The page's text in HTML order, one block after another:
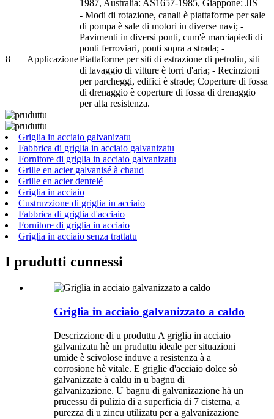
1987, Australia: AS1657-1985, Giappone: JIS
8 Applicazione
- Modi di rotazione, canali è piattaforme per sale
di pompa è sale di motori in diverse navi; -
Pavimenti in diversi ponti, cum'è marciapiedi di
ponti ferroviari, ponti sopra a strada; -
Piattaforme per siti di estrazione di petroliu, siti
di lavaggio di vitture è torri d'aria; - Recinzioni
per parcheggi, edifici è strade; Coperture di fossa
di drenaggio è coperture di fossa di drenaggio
per alta resistenza.
Griglia in acciaio galvanizatu
Fabbrica di griglia in acciaio galvanizatu
Fornitore di griglia in acciaio galvanizatu
Grille en acier galvanisé à chaud
Grille en acier dentelé
Griglia in acciaio
Custruzzione di griglia in acciaio
Fabbrica di griglia d'acciaio
Fornitore di griglia in acciaio
Griglia in acciaio senza trattatu
I prudutti cunnessi
Griglia in acciaio galvanizzato a caldo
Descrizzione di u produttu A griglia in acciaio
galvanizatu hè un pruduttu ideale per situazioni
umide è scivolose induve a resistenza à a
corrosione hè vitale. E griglie d'acciaio dolce sò
galvanizzate à caldu in u bagnu di
galvanizazione. U bagnu di galvanizazione hà un
prucessu di pulizia di a superficia di 7 cisterna, a
purezza di u zincu utilizatu per a galvanizazione